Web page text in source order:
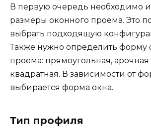
В первую очередь необходимо
размеры оконного проема. Это
выбрать подходящую
Также нужно определить форму
проема: прямоугольная,
квадратная. В зависимости от
выбирается форма окна.
Тип профиля